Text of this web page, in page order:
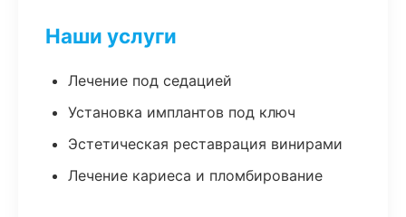
Наши услуги
Лечение под седацией
Установка имплантов под ключ
Эстетическая реставрация винирами
Лечение кариеса и пломбирование